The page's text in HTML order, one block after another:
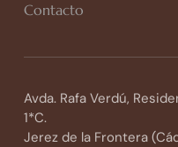
Contacto
Avda. Rafa Verdú,
1*C.
Jerez de la Frontera